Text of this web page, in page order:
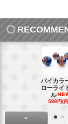
バイカラ
ローライ
ル
588円(
<